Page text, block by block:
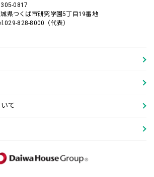
305-0817
県つくば市研究学園5丁目19番地
828-8000（代表）
て